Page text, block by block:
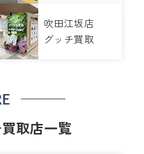
吹田江坂店
グッチ買取
取店一覧